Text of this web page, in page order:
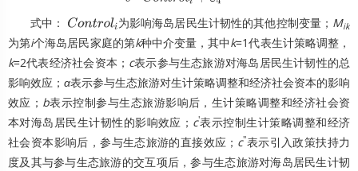
式中： Controli
为影响海岛居民生计韧性的其他控制变量； Mik
为第i个海岛居民家庭的第k种中介变量，其中k=1代表生计策略调整，
k=2代表经济社会资本； c表示参与生态旅游对海岛居民生计韧性的总
影响效应； α表示参与生态旅游对生计策略调整和经济社会资本的影响
效应； b表示控制参与生态旅游影响后，生计策略调整和经济社会资
本对海岛居民生计韧性的影响效应； c'表示控制生计策略调整和经济
社会资本影响后，参与生态旅游的直接效应； c''表示引入政策扶持力
度及其与参与生态旅游的交互项后，参与生态旅游对海岛居民生计韧